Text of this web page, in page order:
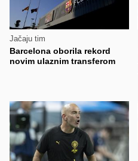
Jačaju tim
Barcelona oborila rekord
novim ulaznim transferom